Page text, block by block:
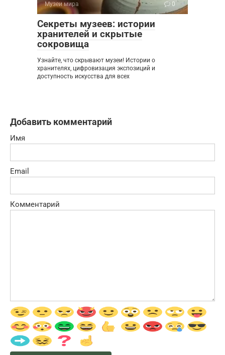
Музеи мира 0
Секреты музеев: истории
хранителей и скрытые
сокровища
Узнайте, что скрывают музеи! Истории о
хранителях, цифровизация экспозиций и
доступность искусства для всех
Добавить комментарий
Имя
Email
Комментарий